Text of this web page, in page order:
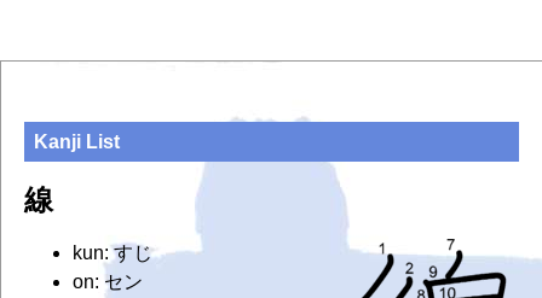
Kanji List
線
kun: すじ
on: セン